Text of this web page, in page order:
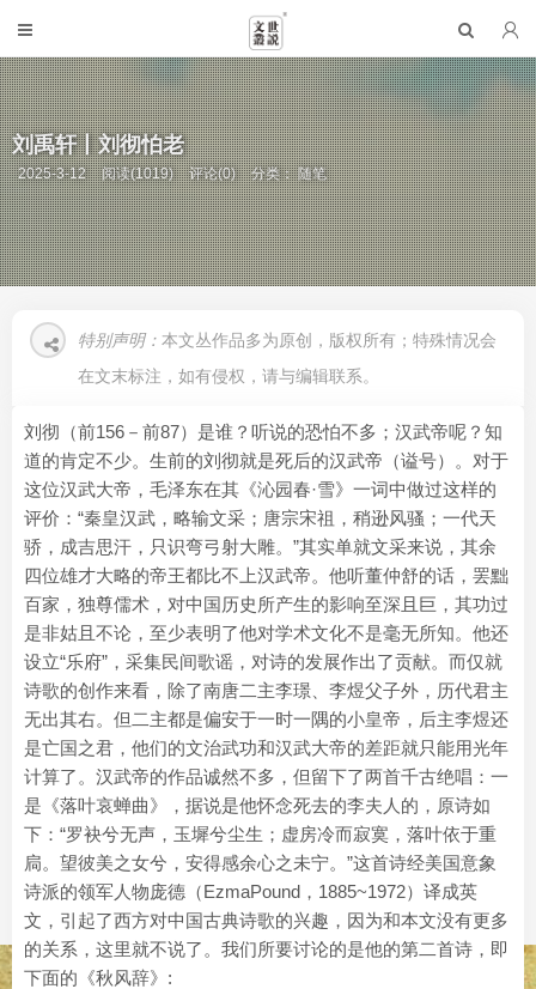
刘禹轩丨刘彻怕老
2025-3-12 阅读(1019) 评论(0) 分类：随笔
特别声明： 本文丛作品多为原创，版权所有；特殊情况会
在文末标注，如有侵权，请与编辑联系。
刘彻（前156－前87）是谁？听说的恐怕不多；汉武帝呢？知
道的肯定不少。生前的刘彻就是死后的汉武帝（谥号）。对于
这位汉武大帝，毛泽东在其《沁园春·雪》一词中做过这样的
评价：“秦皇汉武，略输文采；唐宗宋祖，稍逊风骚；一代天
骄，成吉思汗，只识弯弓射大雕。”其实单就文采来说，其余
四位雄才大略的帝王都比不上汉武帝。他听董仲舒的话，罢黜
百家，独尊儒术，对中国历史所产生的影响至深且巨，其功过
是非姑且不论，至少表明了他对学术文化不是毫无所知。他还
设立“乐府”，采集民间歌谣，对诗的发展作出了贡献。而仅就
诗歌的创作来看，除了南唐二主李璟、李煜父子外，历代君主
无出其右。但二主都是偏安于一时一隅的小皇帝，后主李煜还
是亡国之君，他们的文治武功和汉武大帝的差距就只能用光年
计算了。汉武帝的作品诚然不多，但留下了两首千古绝唱：一
是《落叶哀蝉曲》，据说是他怀念死去的李夫人的，原诗如
下：“罗袂兮无声，玉墀兮尘生；虚房冷而寂寞，落叶依于重
扃。望彼美之女兮，安得感余心之未宁。”这首诗经美国意象
诗派的领军人物庞德（EzmaPound，1885~1972）译成英
文，引起了西方对中国古典诗歌的兴趣，因为和本文没有更多
的关系，这里就不说了。我们所要讨论的是他的第二首诗，即
下面的《秋风辞》: